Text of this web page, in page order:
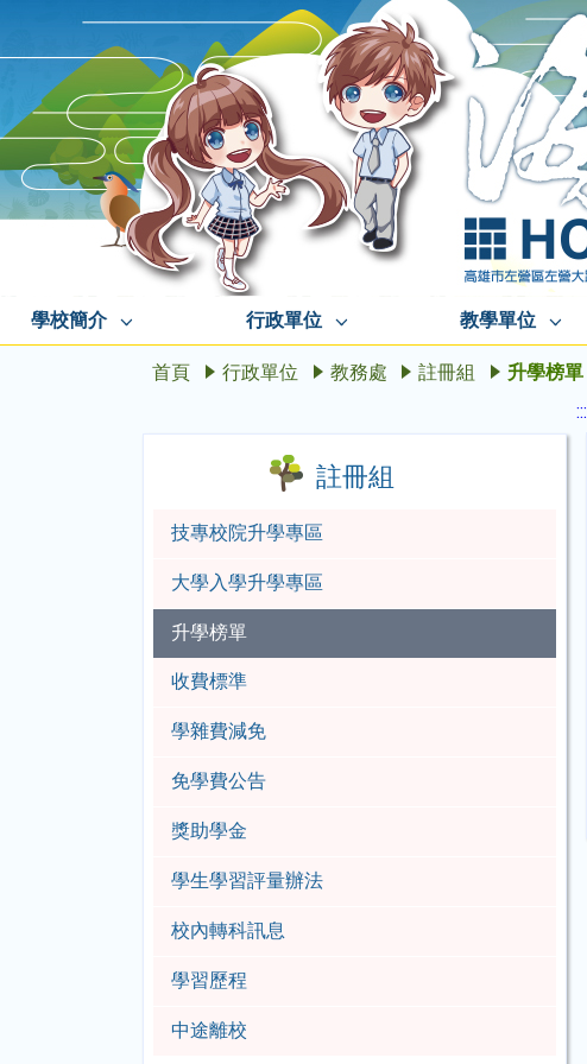
學校簡介 行政單位 教學單位
首頁 行政單位 教務處 註冊組 升學榜單
註冊組
技專校院升學專區
大學入學升學專區
升學榜單
收費標準
學雜費減免
免學費公告
獎助學金
學生學習評量辦法
校內轉科訊息
學習歷程
中途離校
:::